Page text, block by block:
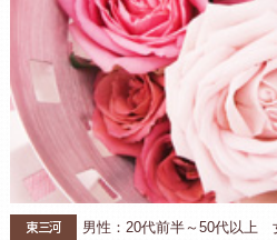
東三河
男性：20代前半～50代以上